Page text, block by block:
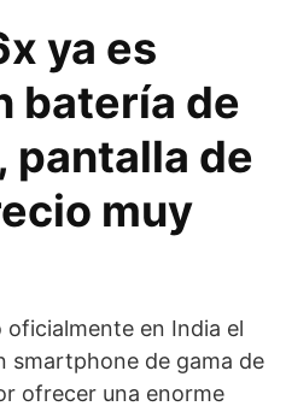
ya es
batería de
pantalla de
muy
oficialmente en India el
smartphone de gama de
ofrecer una enorme